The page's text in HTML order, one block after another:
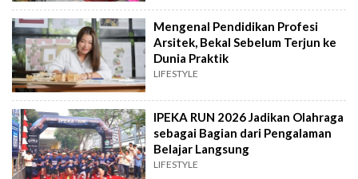
Mengenal Pendidikan Profesi
Arsitek, Bekal Sebelum Terjun ke
Dunia Praktik
LIFESTYLE
IPEKA RUN 2026 Jadikan Olahraga
sebagai Bagian dari Pengalaman
Belajar Langsung
LIFESTYLE